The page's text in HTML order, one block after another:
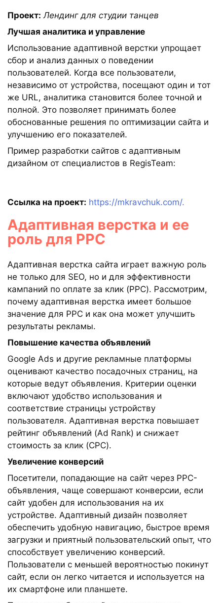
Проект: Лендинг для студии танцев
Лучшая аналитика и управление
Использование адаптивной верстки упрощает
сбор и анализ данных о поведении
пользователей. Когда все пользователи,
независимо от устройства, посещают один и тот
же URL, аналитика становится более точной и
полной. Это позволяет принимать более
обоснованные решения по оптимизации сайта и
улучшению его показателей.
Пример разработки сайтов с адаптивным
дизайном от специалистов в RegisTeam:
Ссылка на проект: https://mkravchuk.com/.
Адаптивная верстка и ее
роль для PPC
Адаптивная верстка сайта играет важную роль
не только для SEO, но и для эффективности
кампаний по оплате за клик (PPC). Рассмотрим,
почему адаптивная верстка имеет большое
значение для PPC и как она может улучшить
результаты рекламы.
Повышение качества объявлений
Google Ads и другие рекламные платформы
оценивают качество посадочных страниц, на
которые ведут объявления. Критерии оценки
включают удобство использования и
соответствие страницы устройству
пользователя. Адаптивная верстка повышает
рейтинг объявлений (Ad Rank) и снижает
стоимость за клик (CPC).
Увеличение конверсий
Посетители, попадающие на сайт через PPC-
объявления, чаще совершают конверсии, если
сайт удобен для использования на их
устройстве. Адаптивный дизайн позволяет
обеспечить удобную навигацию, быстрое время
загрузки и приятный пользовательский опыт, что
способствует увеличению конверсий.
Пользователи с меньшей вероятностью покинут
сайт, если он легко читается и используется на
их смартфоне или планшете.